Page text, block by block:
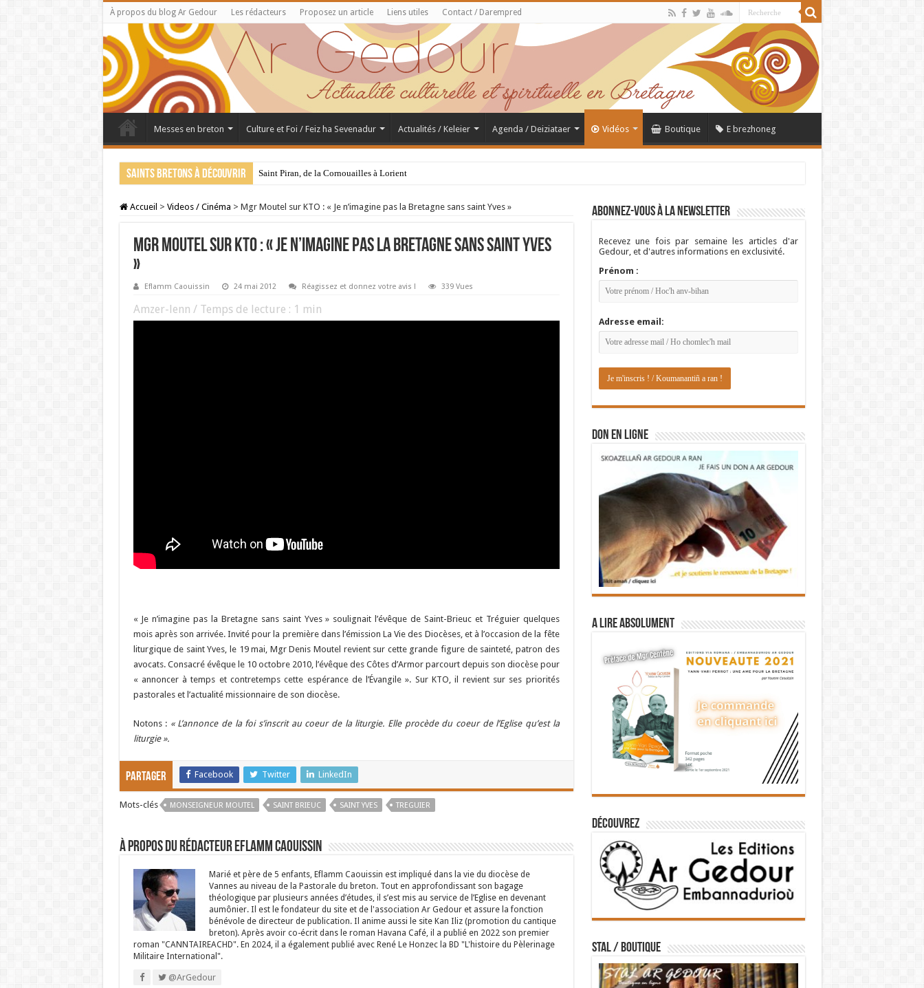
À propos du blog Ar Gedour Les rédacteurs Proposez un article Liens utiles Contact / Darempred
Messes en breton Culture et Foi / Feiz ha Sevenadur Actualités / Keleier Agenda / Deiziataer Vidéos Boutique E brezhoneg
Saints bretons à découvrir Saint Piran, de la Cornouailles à Lorient
Accueil > Videos / Cinéma > Mgr Moutel sur KTO : « Je n’imagine pas la Bretagne sans saint Yves »
Mgr Moutel sur KTO : « Je n’imagine pas la Bretagne sans saint Yves
»
Eflamm Caouissin 24 mai 2012 Réagissez et donnez votre avis ! 339 Vues
Amzer-lenn / Temps de lecture : 1 min
« Je n’imagine pas la Bretagne sans saint Yves » soulignait l’évêque de Saint-Brieuc et Tréguier quelques
mois après son arrivée. Invité pour la première dans l’émission La Vie des Diocèses, et à l’occasion de la fête
liturgique de saint Yves, le 19 mai, Mgr Denis Moutel revient sur cette grande figure de sainteté, patron des
avocats. Consacré évêque le 10 octobre 2010, l’évêque des Côtes d’Armor parcourt depuis son diocèse pour
« annoncer à temps et contretemps cette espérance de l’Évangile ». Sur KTO, il revient sur ses priorités
pastorales et l’actualité missionnaire de son diocèse.
Notons : « L’annonce de la foi s’inscrit au coeur de la liturgie. Elle procède du coeur de l’Eglise qu’est la
liturgie ».
Partager Facebook Twitter LinkedIn
Mots-clés MONSEIGNEUR MOUTEL SAINT BRIEUC SAINT YVES TREGUIER
À propos du rédacteur Eflamm Caouissin
Marié et père de 5 enfants, Eflamm Caouissin est impliqué dans la vie du diocèse de
Vannes au niveau de la Pastorale du breton. Tout en approfondissant son bagage
théologique par plusieurs années d’études, il s’est mis au service de l’Eglise en devenant
aumônier. Il est le fondateur du site et de l'association Ar Gedour et assure la fonction
bénévole de directeur de publication. Il anime aussi le site Kan Iliz (promotion du cantique
breton). Après avoir co-écrit dans le roman Havana Café, il a publié en 2022 son premier
roman "CANNTAIREACHD". En 2024, il a également publié avec René Le Honzec la BD "L'histoire du Pèlerinage
Militaire International".
@ArGedour
Abonnez-vous à la newsletter
Recevez une fois par semaine les articles d'ar
Gedour, et d'autres informations en exclusivité.
Prénom :
Adresse email:
DON EN LIGNE
A lire absolument
Découvrez
STAL / BOUTIQUE